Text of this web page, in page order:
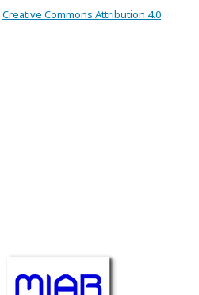
Creative Commons Attribution 4.0